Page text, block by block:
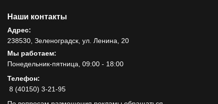
Наши контакты
Адрес:
238530, Зеленоградск, ул. Ленина, 20
Мы работаем:
Понедельник-пятница, 09:00 - 18:00
Телефон:
8 (40150) 3-21-95